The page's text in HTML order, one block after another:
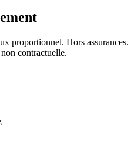
proportionnel. Hors assurances.
contractuelle.